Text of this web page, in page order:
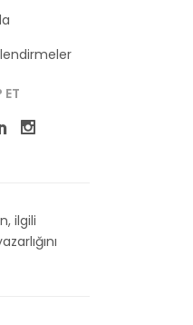
ET
ilgili